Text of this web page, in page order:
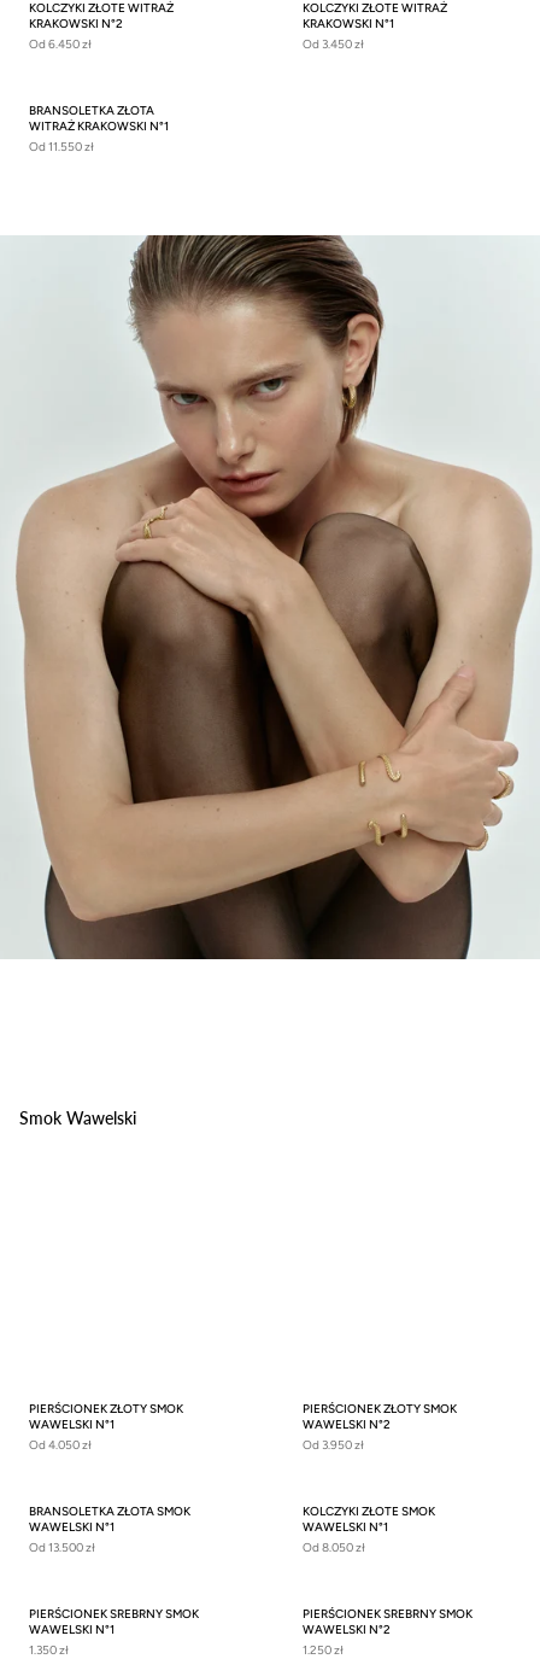
KOLCZYKI ZŁOTE WITRAŻ
KRAKOWSKI N°2
Od 6.450 zł
KOLCZYKI ZŁOTE WITRAŻ
KRAKOWSKI N°1
Od 3.450 zł
BRANSOLETKA ZŁOTA
WITRAŻ KRAKOWSKI N°1
Od 11.550 zł
Smok Wawelski
PIERŚCIONEK ZŁOTY SMOK
WAWELSKI N°1
Od 4.050 zł
PIERŚCIONEK ZŁOTY SMOK
WAWELSKI N°2
Od 3.950 zł
BRANSOLETKA ZŁOTA SMOK
WAWELSKI N°1
Od 13.500 zł
KOLCZYKI ZŁOTE SMOK
WAWELSKI N°1
Od 8.050 zł
PIERŚCIONEK SREBRNY SMOK
WAWELSKI N°1
1.350 zł
PIERŚCIONEK SREBRNY SMOK
WAWELSKI N°2
1.250 zł